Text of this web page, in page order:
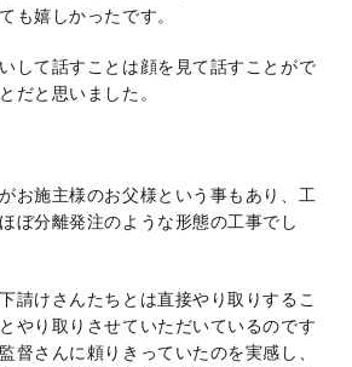
も嬉しかったです。
して話すことは顔を見て話すことがで
だと思いました。
お施主様のお父様という事もあり、工
ぼ分離発注のような形態の工事でし
請けさんたちとは直接やり取りするこ
やり取りさせていただいているのです
督さんに頼りきっていたのを実感し、